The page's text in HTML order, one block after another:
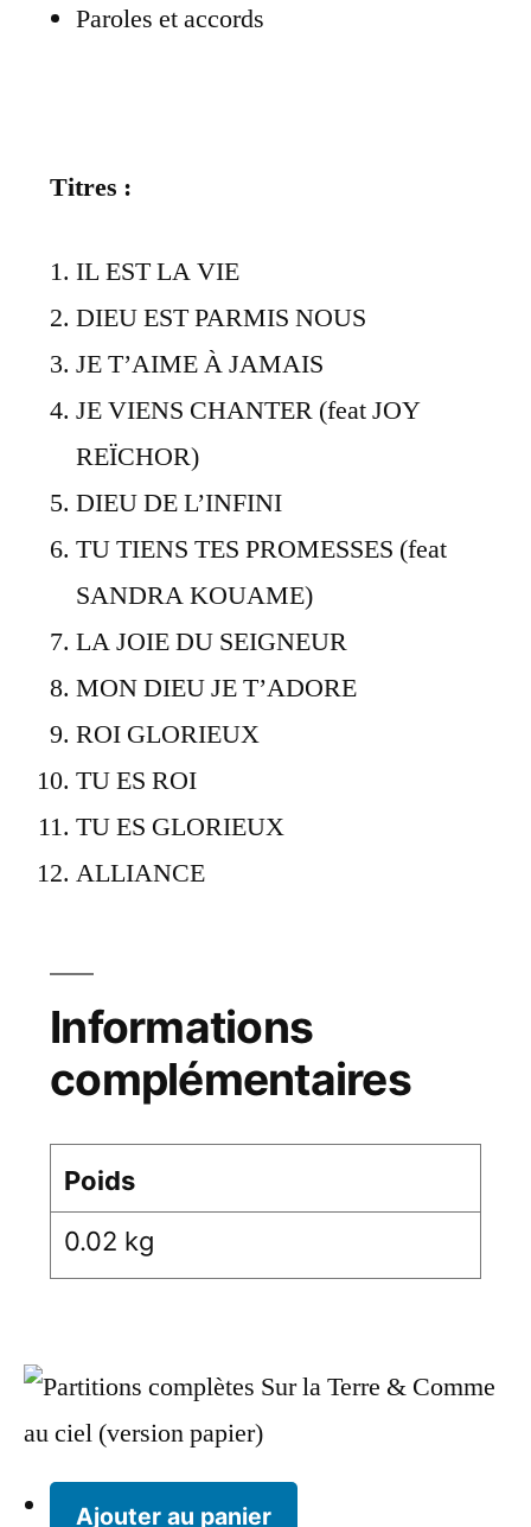
Ajouter au panier
Paroles et accords
Titres :
IL EST LA VIE
DIEU EST PARMIS NOUS
JE T’AIME À JAMAIS
JE VIENS CHANTER (feat JOY
REÏCHOR)
DIEU DE L’INFINI
TU TIENS TES PROMESSES (feat
SANDRA KOUAME)
LA JOIE DU SEIGNEUR
MON DIEU JE T’ADORE
ROI GLORIEUX
TU ES ROI
TU ES GLORIEUX
ALLIANCE
Informations
complémentaires
Poids
0.02 kg